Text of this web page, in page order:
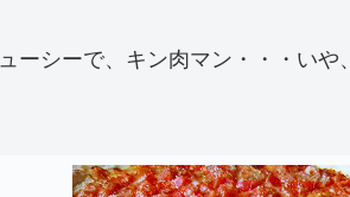
ーシーで、キン肉マン・・・いや